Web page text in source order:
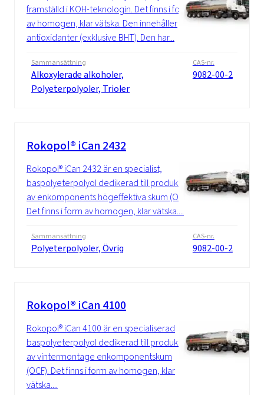
framställd i KOH-teknologin. Det finns i form
av homogen, klar vätska. Den innehåller
antioxidanter (exklusive BHT). Den har...
Sammansättning
Alkoxylerade alkoholer,
Polyeterpolyoler, Trioler
CAS-nr.
9082-00-2
Rokopol® iCan 2432
Rokopol® iCan 2432 är en specialist,
baspolyeterpolyol dedikerad till produktion
av enkomponents högeffektiva skum (OCF).
Det finns i form av homogen, klar vätska....
Sammansättning
Polyeterpolyoler, Övrig
CAS-nr.
9082-00-2
Rokopol® iCan 4100
Rokopol® iCan 4100 är en specialiserad
baspolyeterpolyol dedikerad till produktion
av vintermontage enkomponentskum
(OCF). Det finns i form av homogen, klar
vätska....